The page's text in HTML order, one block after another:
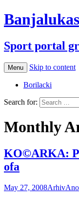
Sport portal
Menu Skip to content
Borilacki
Search for:
Monthly
KO©ARKA:
ofa
May 27, 2008Arhiv